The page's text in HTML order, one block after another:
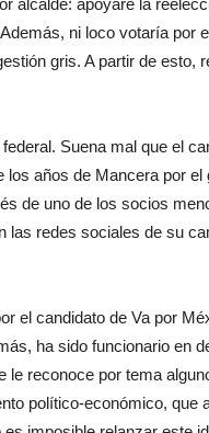
alcalde: apoyaré la
ni loco votaría por
gris. A partir de esto,
Suena mal que el
años de Mancera por
de uno de los socios
las redes sociales de su
el candidato de Va por
ha sido funcionario en
reconoce por tema
político-económico, que